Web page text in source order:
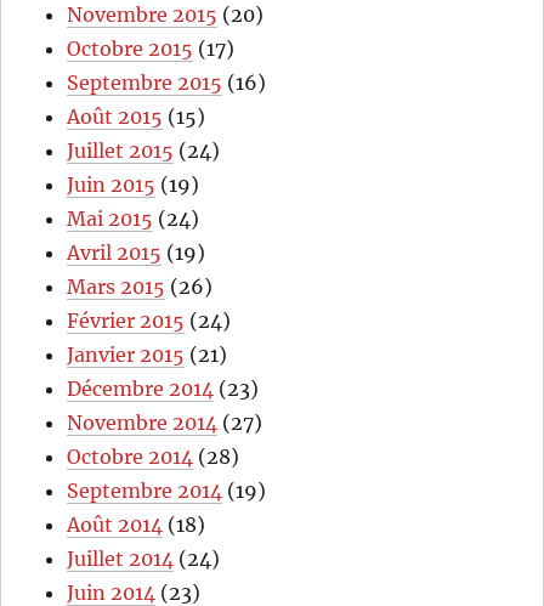
Novembre 2015 (20)
Octobre 2015 (17)
Septembre 2015 (16)
Août 2015 (15)
Juillet 2015 (24)
Juin 2015 (19)
Mai 2015 (24)
Avril 2015 (19)
Mars 2015 (26)
Février 2015 (24)
Janvier 2015 (21)
Décembre 2014 (23)
Novembre 2014 (27)
Octobre 2014 (28)
Septembre 2014 (19)
Août 2014 (18)
Juillet 2014 (24)
Juin 2014 (23)